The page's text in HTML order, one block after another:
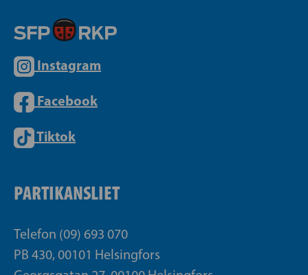
Instagram
Facebook
Tiktok
PARTIKANSLIET
Telefon (09) 693 070
PB 430, 00101 Helsingfors